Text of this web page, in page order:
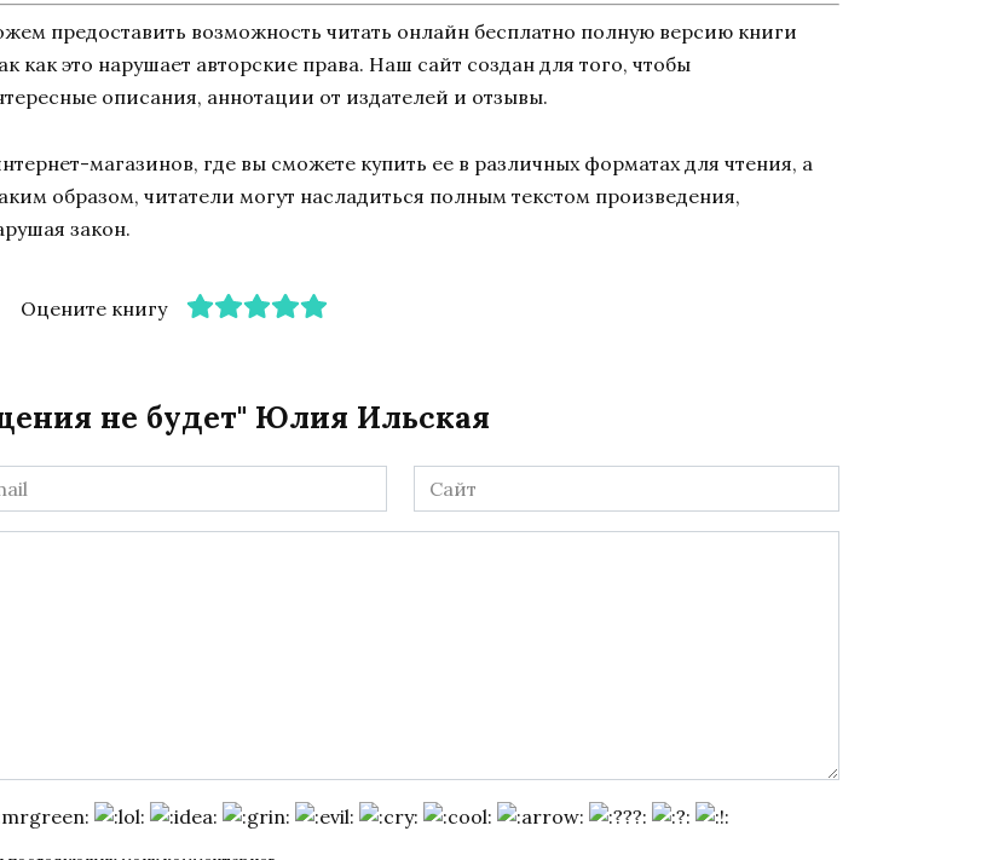
предоставить возможность читать онлайн бесплатно полную версию книги
как это нарушает авторские права. Наш сайт создан для того, чтобы
описания, аннотации от издателей и отзывы.
магазинов, где вы сможете купить ее в различных форматах для чтения, а
образом, читатели могут насладиться полным текстом произведения,
закон.
Оцените книгу
не будет" Юлия Ильская
Сайт